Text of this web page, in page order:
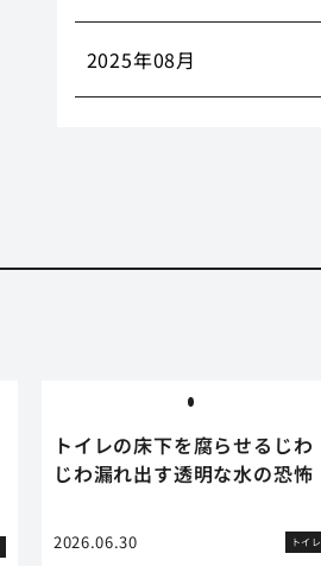
トイレの床下を腐らせるじわ
じわ漏れ出す透明な水の恐怖
2026.06.30 トイレ
2025年08月